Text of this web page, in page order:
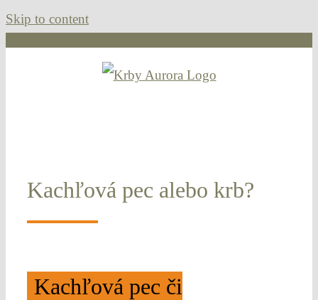
Skip to content
Kachľová pec alebo krb?
Kachľová pec či